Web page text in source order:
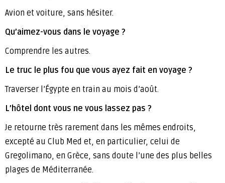
Avion et voiture, sans hésiter.
Qu’aimez-vous dans le voyage ?
Comprendre les autres.
Le truc le plus fou que vous ayez fait en voyage ?
Traverser l’Égypte en train au mois d’août.
L’hôtel dont vous ne vous lassez pas ?
Je retourne très rarement dans les mêmes endroits,
excepté au Club Med et, en particulier, celui de
Gregolimano, en Grèce, sans doute l’une des plus belles
plages de Méditerranée.